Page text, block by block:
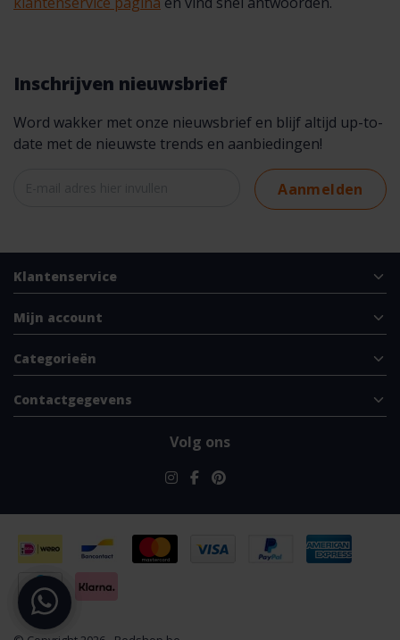
Inschrijven nieuwsbrief
Word wakker met onze nieuwsbrief en blijf altijd up-to-
date met de nieuwste trends en aanbiedingen!
Aanmelden
Klantenservice
Mijn account
Categorieën
Contactgegevens
Volg ons